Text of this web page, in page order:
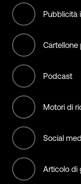
Materials
Country
NGO (non
Non-
Offset
Pubblicità
Cartellone
Podcast
Motori di
Social
Articolo di